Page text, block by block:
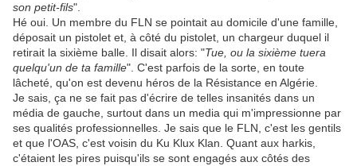
son petit-fils".
Hé oui. Un membre du FLN se pointait au domicile d'une famille,
déposait un pistolet et, à côté du pistolet, un chargeur duquel il
retirait la sixième balle. Il disait alors: "Tue, ou la sixième tuera
quelqu'un de ta famille". C'est parfois de la sorte, en toute
lâcheté, qu'on est devenu héros de la Résistance en Algérie.
Je sais, ça ne se fait pas d'écrire de telles insanités dans un
média de gauche, surtout dans un media qui m'impressionne par
ses qualités professionnelles. Je sais que le FLN, c'est les gentils
et que l'OAS, c'est voisin du Ku Klux Klan. Quant aux harkis,
c'étaient les pires puisqu'ils se sont engagés aux côtés des